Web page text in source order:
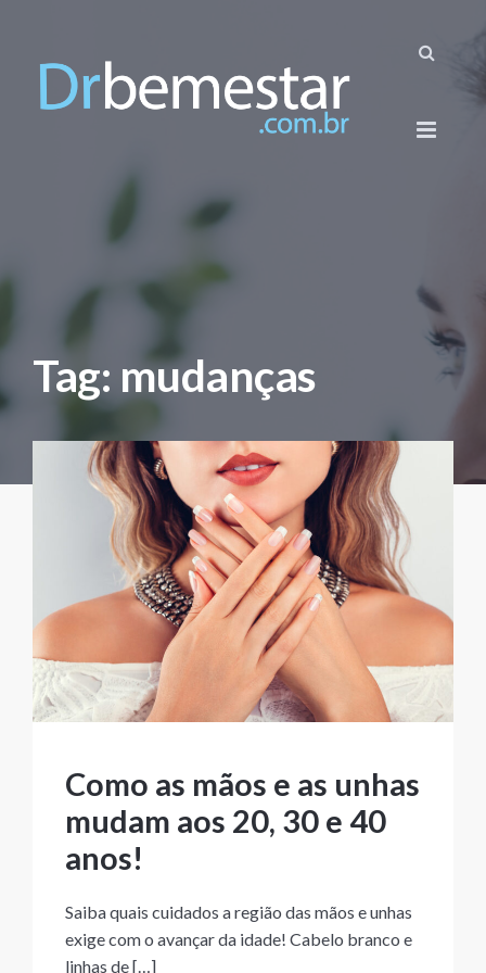
Tag: mudanças
Como as mãos e as unhas
mudam aos 20, 30 e 40
anos!
Saiba quais cuidados a região das mãos e unhas
exige com o avançar da idade! Cabelo branco e
linhas de […]